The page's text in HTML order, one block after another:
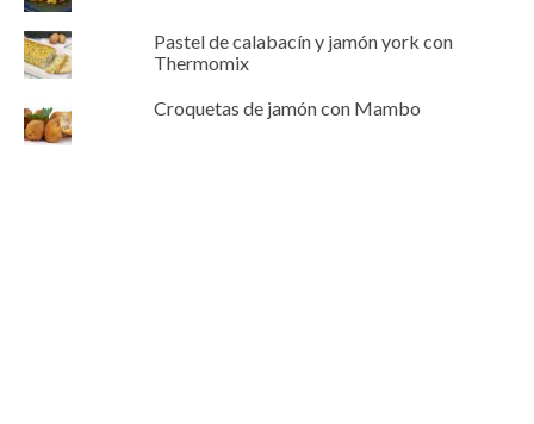
Pastel de calabacín y jamón york con
Thermomix
Croquetas de jamón con Mambo